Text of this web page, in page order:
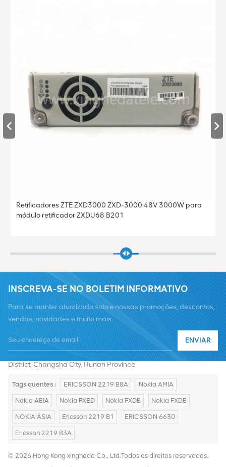
para
Original zxsdr r8882a s8500 comunicação
zte módulo de monitoramento de energia de
INSCREVA-SE NO BOLETIM INFORMATIVO
Para se manter atualizado sobre nossas promoções, descontos,
vendas, novidades e muito mais.
ENVIAR
E-mail :summer@chinaxingheda.com
Endereço : 2506 Xidi Building, No. 8 Fenglin Third Road,Yuelu
District, Changsha City, Hunan Province
Tags quentes : ERICSSON 2219 B8A Nokia AMIA
Nokia ABIA Nokia FXED Nokia FXDB Nokia FXDB
NOKIA ÁSIA Ericsson 2219 B1 ERICSSON 6630
Ericsson 2219 B3A
© 2026 Hong Kong xingheda Co., Ltd.Todos os direitos reservados.